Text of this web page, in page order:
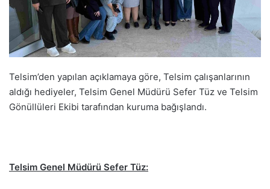
Telsim’den yapılan açıklamaya göre, Telsim çalışanlarının
aldığı hediyeler, Telsim Genel Müdürü Sefer Tüz ve Telsim
Gönüllüleri Ekibi tarafından kuruma bağışlandı.
Telsim Genel Müdürü Sefer Tüz: